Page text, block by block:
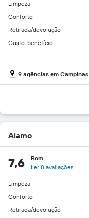
Limpeza
Conforto
Retirada/devolução
Custo-benefício
9 agências em Campinas
Alamo
7,6
Bom
Ler 8 avaliações
Limpeza
Conforto
Retirada/devolução